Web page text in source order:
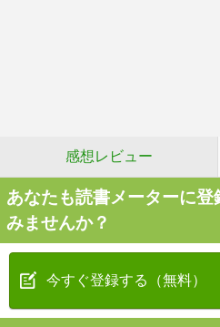
感想レビュー
あなたも読書メーターに
みませんか？
今すぐ登録する（無料）